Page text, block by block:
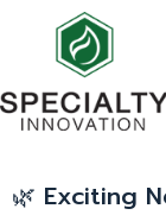
🌿 Exciting